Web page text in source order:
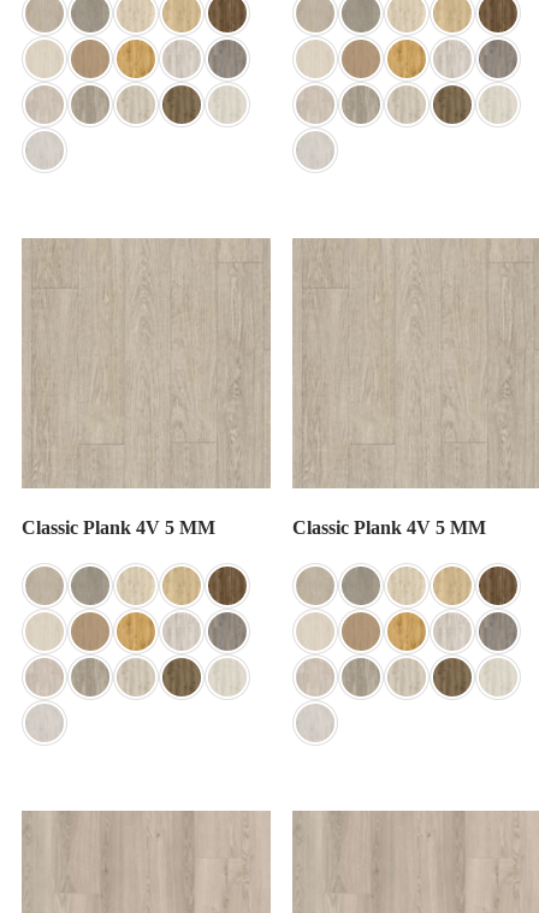
Classic Plank 4V 5 MM Classic Plank 4V 5 MM